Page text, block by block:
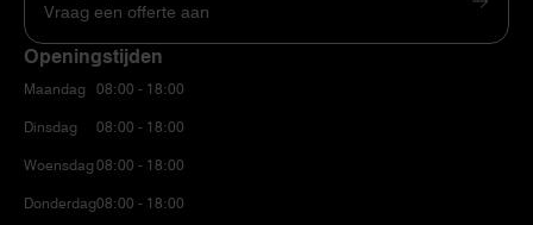
Vraag een offerte aan
Openingstijden
Maandag
Dinsdag
Woensdag
Donderdag
08:00 - 18:00
08:00 - 18:00
08:00 - 18:00
08:00 - 18:00